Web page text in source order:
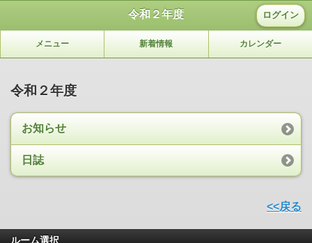
令和２年度 ログイン
メニュー 新着情報 カレンダー
令和２年度
お知らせ
日誌
<<戻る
ルーム選択